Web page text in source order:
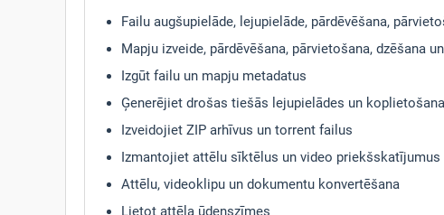
Failu augšupielāde, lejupielāde, pārdēvēšana,
Mapju izveide, pārdēvēšana, pārvietošana, dzēšana
Izgūt failu un mapju metadatus
Ģenerējiet drošas tiešās lejupielādes un
Izveidojiet ZIP arhīvus un torrent failus
Izmantojiet attēlu sīktēlus un video priekšskatījumus
Attēlu, videoklipu un dokumentu konvertēšana
Lietot attēla ūdenszīmes